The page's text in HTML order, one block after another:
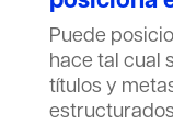
Puede
hace tal cual
títulos y